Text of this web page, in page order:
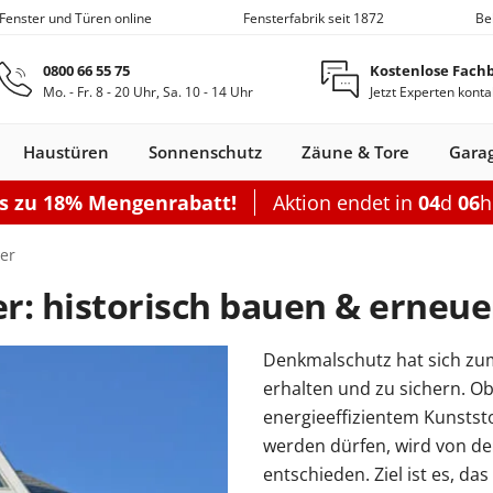
Zum Hauptinhalt springen
und Türen online Fensterfabrik seit 1872
0800 66 55 75
Mo. - Fr. 8 - 20 Uhr, Sa. 10 - 14 Uhr
Kostenlose
Jetzt Experten
Dachfenster
Dachfenster
Konfigurieren
Balkontüren
Aluminium
Zubehör
Montageset
Hebeschiebe­türen
Optionen
Terrassen-
Haustüren
Nebeneingangstüren
Nebeneingangstür
Nebeneingangstür
Holz
Nebeneingangstür
Sonnenschutz
Markisen
Konfigurieren
Pergola
Konfigurieren
Zäune & Tore
Zäune
Gartenzaun
Konfigurieren
konfigurieren
Optionen
Sektionaltor
Garagentor mit Tür
Optionen
Doppelcarport
Carport Dacheindeckung
Carport Beleuchtung
zu 18% Mengenrabatt! Aktion endet in 04d 06h
historisch bauen &
Denkmalschutz hat sich
erhalten und zu sichern. Ob
energieeffizientem
werden dürfen, wird von
entschieden. Ziel ist es,